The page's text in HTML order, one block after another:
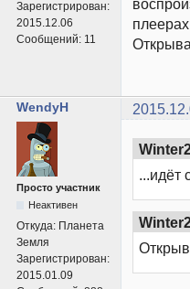
Зарегистрирован:
2015.12.06
Сообщений: 11
WendyH
Просто участник
Неактивен
Откуда: Планета
Земля
Зарегистрирован:
2015.01.09
...идёт